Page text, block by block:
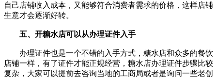
自己店铺收入成本，又能够符合消费者需求的价格，这样店铺
生意才会逐渐好转。
五、开糖水店可以从办理证件入手
办理证件也是一个不错的入手方式，糖水店和众多的餐饮
店铺一样，有了证件才能正规经营，糖水店办理证件步骤比较
复杂，大家可以提前去咨询当地的工商局或者是询问一些老创